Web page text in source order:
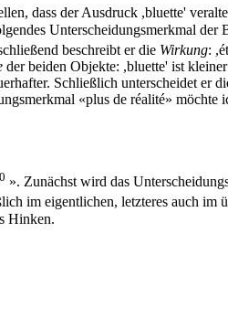
dass der Ausdruck ,bluette'
Unterscheidungsmerkmal der
beschreibt er die Wirkung:
der beiden Objekte: ,bluette' ist
Schließlich unterscheidet er
«plus de réalité» möchte
». Zunächst wird das
im eigentlichen, letzteres auch im
Hinken.